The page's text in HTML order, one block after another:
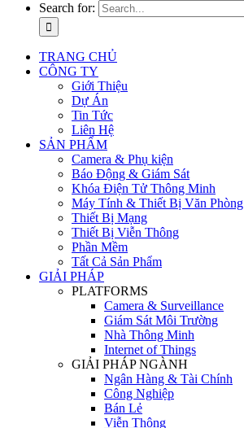
Search for:
TRANG CHỦ
CÔNG TY
Giới Thiệu
Dự Án
Tin Tức
Liên Hệ
SẢN PHẨM
Camera & Phụ kiện
Báo Động & Giám Sát
Khóa Điện Tử Thông Minh
Máy Tính & Thiết Bị Văn Phòng
Thiết Bị Mạng
Thiết Bị Viễn Thông
Phần Mềm
Tất Cả Sản Phẩm
GIẢI PHÁP
PLATFORMS
Camera & Surveillance
Giám Sát Môi Trường
Nhà Thông Minh
Internet of Things
GIẢI PHÁP NGÀNH
Ngân Hàng & Tài Chính
Công Nghiệp
Bán Lẻ
Viễn Thông